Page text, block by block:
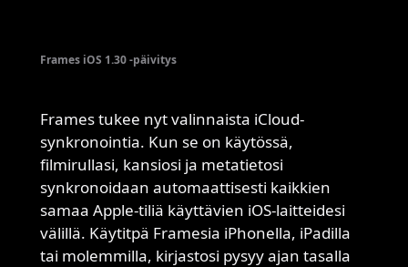
Frames iOS 1.30 -päivitys
Frames tukee nyt valinnaista iCloud-
synkronointia. Kun se on käytössä,
filmirullasi, kansiosi ja metatietosi
synkronoidaan automaattisesti kaikkien
samaa Apple-tiliä käyttävien iOS-laitteidesi
välillä. Käytitpä Framesia iPhonella, iPadilla
tai molemmilla, kirjastosi pysyy ajan tasalla